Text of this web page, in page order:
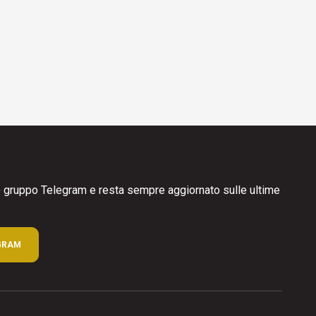
gruppo Telegram e resta sempre aggiornato sulle ultime